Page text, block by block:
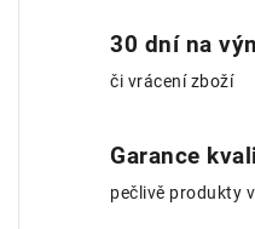
30 dní na
či vrácení zboží
Garance
pečlivě produkty